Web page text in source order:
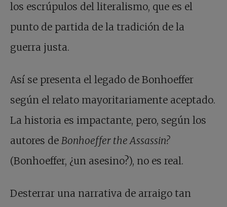
los escrúpulos del literalismo, que es el
punto de partida de la tradición de la
guerra justa.
Así se presenta el legado de Bonhoeffer
según el relato mayoritariamente aceptado.
La historia es impactante, pero, según los
autores de Bonhoeffer the Assassin?
(Bonhoeffer, ¿un asesino?), no es real.
Desterrar una narrativa de arraigo tan